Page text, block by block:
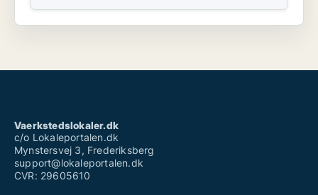
Vaerkstedslokaler.dk
c/o Lokaleportalen.dk
Mynstersvej 3, Frederiksberg
support@lokaleportalen.dk
CVR: 29605610